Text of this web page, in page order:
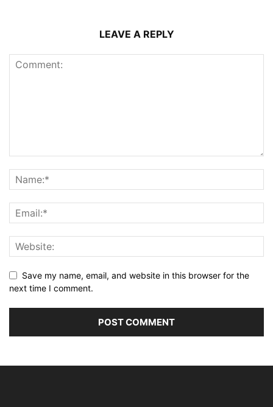
LEAVE A REPLY
Save my name, email, and website in this browser for the
next time I comment.